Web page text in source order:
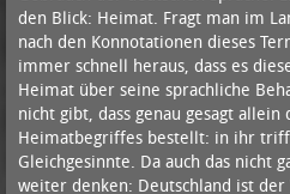
den Blick: Heimat. Fragt man im
nach den Konnotationen dieses
immer schnell heraus, dass es
Heimat über seine sprachliche
nicht gibt, dass genau gesagt allein
Heimatbegriffes bestellt: in ihr
Gleichgesinnte. Da auch das nicht
weiter denken: Deutschland ist